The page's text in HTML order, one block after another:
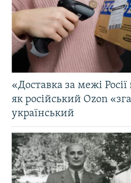
«Доставка за межі
як російський Ozon
український